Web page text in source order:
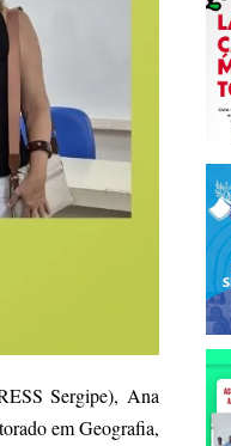
Sergipe), Ana
em Geografia,